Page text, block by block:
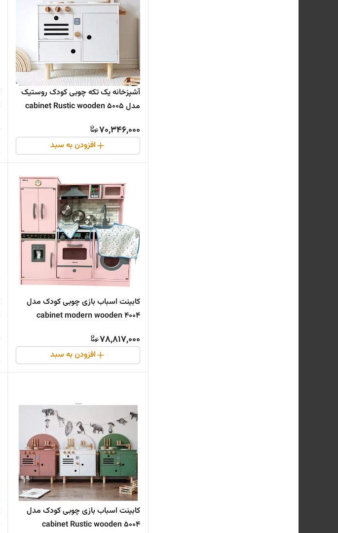
آشپزخانه یک تکه چوبی کودک روستیک
مدل 5005 cabinet Rustic wooden
70,346,000
افزودن به سبد
کابینت اسباب بازی چوبی کودک مدل
4004 cabinet modern wooden
78,817,000
افزودن به سبد
کابینت اسباب بازی چوبی کودک مدل
5004 cabinet Rustic wooden